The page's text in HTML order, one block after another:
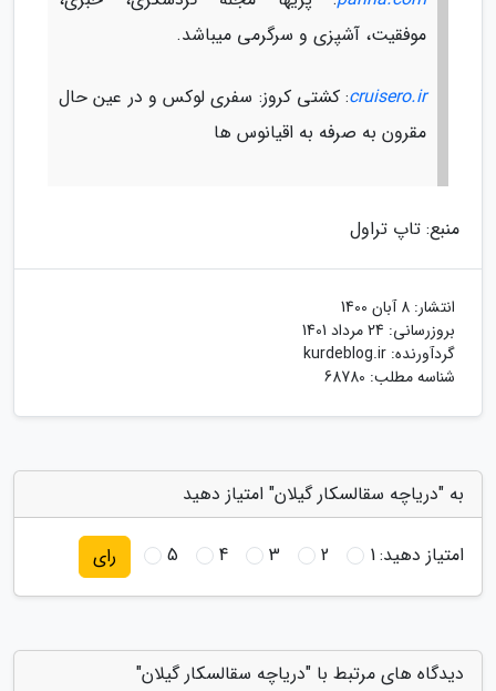
موفقیت، آشپزی و سرگرمی میباشد.
cruisero.ir: کشتی کروز: سفری لوکس و در عین حال
مقرون به صرفه به اقیانوس ها
منبع: تاپ تراول
انتشار: 8 آبان 1400
بروزرسانی: 24 مرداد 1401
گردآورنده: kurdeblog.ir
شناسه مطلب: 68780
به "دریاچه سقالسکار گیلان" امتیاز دهید
امتیاز دهید:1
2
3
4
5 رای
دیدگاه های مرتبط با "دریاچه سقالسکار گیلان"